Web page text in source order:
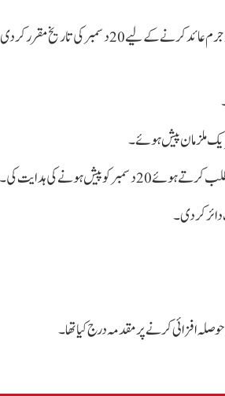
لاہور (اے بی این نیوز) عدالت نے جوئے کی ایپ کی تشہیر کے کیس میں یوٹیوب ڈکی بھائی پر فرد جرم عائد کرنے کے لیے 20 دسمبر کی تاریخ مقرر کر دی
ملزمان پیش ہوئے۔
ہونے کی ہدایت کی۔
کر دی۔
افزائی کرنے پر مقدمہ درج کیا تھا۔